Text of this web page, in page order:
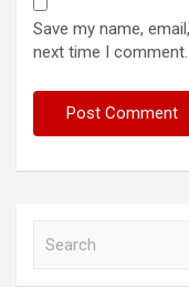
Save my name,
next time I comment.